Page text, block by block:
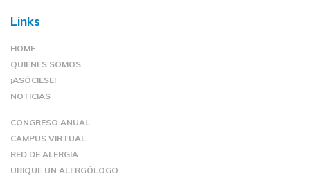
Links
HOME
QUIENES SOMOS
¡ASÓCIESE!
NOTICIAS
CONGRESO ANUAL
CAMPUS VIRTUAL
RED DE ALERGIA
UBIQUE UN ALERGÓLOGO